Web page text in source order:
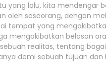
yang lalu, kita mendengar
oleh seseorang, dengan
tempat yang
mengakibatkan belasan
realitas, tentang
demi sebuah tujuan